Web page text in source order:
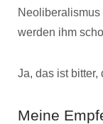
werden ihm
Ja, das ist bitter,
Meine